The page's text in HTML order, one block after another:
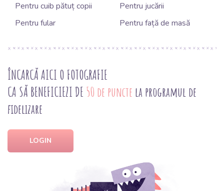
Pentru cuib pătuț copii
Pentru jucării
Pentru fular
Pentru față de masă
ÎNCARCĂ AICI O FOTOGRAFIE
CA SĂ BENEFICIEZI DE 50 de puncte la programul de
fidelizare
LOGIN